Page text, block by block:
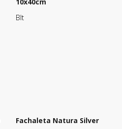
Blt
Fachaleta Natura Silver